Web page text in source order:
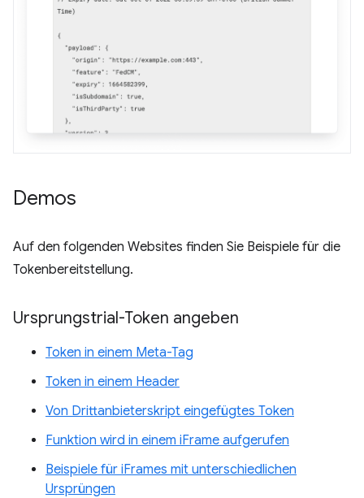
Demos
Auf den folgenden Websites finden Sie Beispiele für die
Tokenbereitstellung.
Ursprungstrial-Token angeben
Token in einem Meta-Tag
Token in einem Header
Von Drittanbieterskript eingefügtes Token
Funktion wird in einem iFrame aufgerufen
Beispiele für iFrames mit unterschiedlichen
Ursprüngen